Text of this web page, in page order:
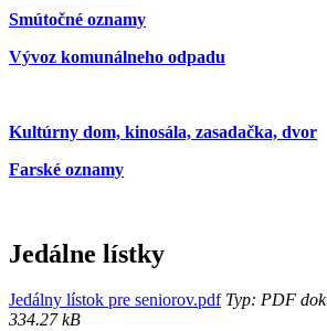
Smútočné oznamy
Vývoz komunálneho odpadu
Kultúrny dom, kinosála, zasadačka, dvor
Farské oznamy
Jedálne lístky
Jedálny lístok pre seniorov.pdfTyp: PDF
334.27 kB